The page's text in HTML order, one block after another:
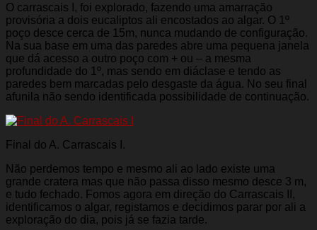
O carrascais I, foi explorado, fazendo uma amarração
provisória a dois eucaliptos ali encostados ao algar. O 1º
poço desce cerca de 15m, nunca mudando de configuração.
Na sua base em uma das paredes abre uma pequena janela
que dá acesso a outro poço com + ou – a mesma
profundidade do 1º, mas sendo em diáclase e tendo as
paredes bem marcadas pelo desgaste da água. No seu final
afunila não sendo identificada possibilidade de continuação.
Final do A. Carrascais I.
Não perdemos tempo e mesmo ali ao lado existe uma
grande cratera mas que não passa disso mesmo desce 3 m,
e tudo fechado. Fomos agora em direção do Carrascais II,
identificamos o algar, registamos e decidimos parar por ali a
exploração do dia, pois já se fazia tarde.